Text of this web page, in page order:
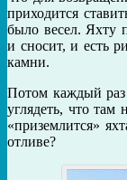
приходится
было весел. Яхту
и сносит, и есть
камни.
Потом каждый
углядеть, что там
«приземлится»
отливе?